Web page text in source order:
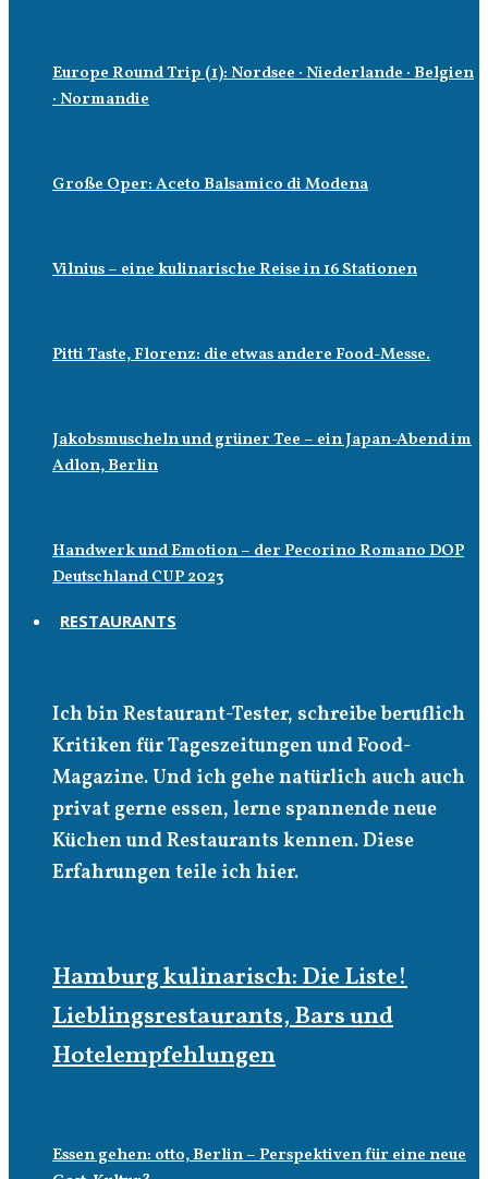
Europe Round Trip (1): Nordsee · Niederlande · Belgien
· Normandie
Große Oper: Aceto Balsamico di Modena
Vilnius – eine kulinarische Reise in 16 Stationen
Pitti Taste, Florenz: die etwas andere Food-Messe.
Jakobsmuscheln und grüner Tee – ein Japan-Abend im
Adlon, Berlin
Handwerk und Emotion – der Pecorino Romano DOP
Deutschland CUP 2023
RESTAURANTS
Ich bin Restaurant-Tester, schreibe beruflich
Kritiken für Tageszeitungen und Food-
Magazine. Und ich gehe natürlich auch auch
privat gerne essen, lerne spannende neue
Küchen und Restaurants kennen. Diese
Erfahrungen teile ich hier.
Hamburg kulinarisch: Die Liste!
Lieblingsrestaurants, Bars und
Hotelempfehlungen
Essen gehen: otto, Berlin – Perspektiven für eine neue